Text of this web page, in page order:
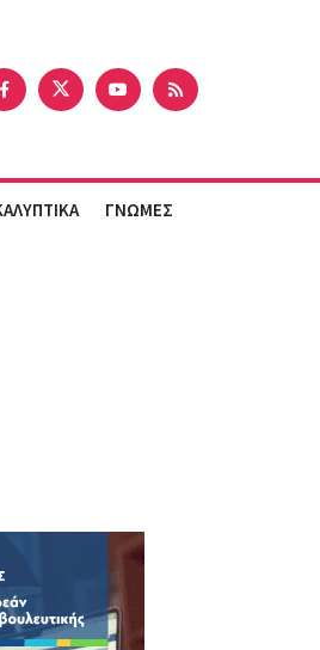
ΓΝΩΜΕΣ